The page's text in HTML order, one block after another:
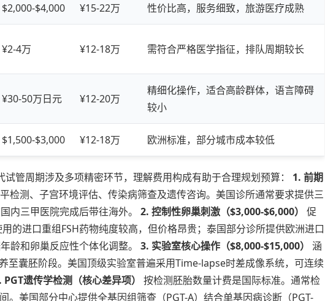
$2,000-$4,000 ¥15-22万 性价比高，服务细致，旅游医疗成熟
¥2-4万 ¥12-18万 需符合严格医学指征，排队周期较长
¥30-50万日元 ¥12-20万
精细化操作，适合高龄群体，语言障碍
较小
$1,500-$3,000 ¥12-18万 欧洲标准，部分城市成本较低
管周期涉及多项精密环节，理解费用构成有助于合理规划预算： 1. 前期
检测、子宫环境评估、传染病筛查及遗传咨询。美国诊所通常要求提供三
内三甲医院完成后带往海外。 2. 控制性卵巢刺激（$3,000-$6,000）
促
的进口重组FSH药物纯度较高，但价格昂贵；泰国部分诊所提供欧洲进口
龄和卵巢反应性个体化调整。 3. 实验室核心操作（$8,000-$15,000）
涵
至囊胚阶段。美国顶级实验室普遍采用Time-lapse时差成像系统，可连续
PGT遗传学检测（核心差异项）
按检测胚胎数量计费是国际标准。通常检
。美国部分中心提供全基因组筛查（PGT-A）结合单基因病诊断（PGT-